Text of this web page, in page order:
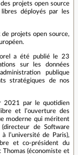
projets open source
déployés par les
de projets open source,
a été publié le 23
sur les données
publique
stratégiques de nos
2021 par le quotidien
et l’ouverture des
moderne qui méritent
de Software
l’université de Paris),
et co-président du
(économiste et